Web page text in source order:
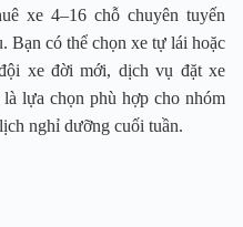
xe 4–16 chỗ chuyên tuyến
Bạn có thể chọn xe tự lái hoặc
xe đời mới, dịch vụ đặt xe
lựa chọn phù hợp cho nhóm
nghỉ dưỡng cuối tuần.